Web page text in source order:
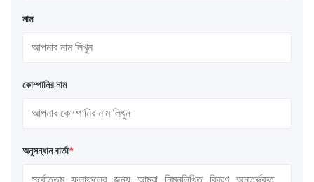
নাম
কোম্পানির নাম
অনুসন্ধান বার্তা*